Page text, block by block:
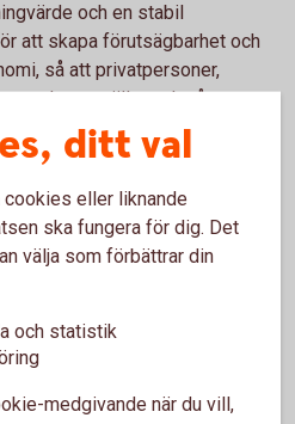
och en stabil
att skapa förutsägbarhet och
så att privatpersoner,
vad som gäller och vågar ta
penningpolitik underlättar för
beslut, så att de vågar
regelbundet
ekonomi. Analyserna
ditt val
cookies eller liknande
ska fungera för dig. Det
välja som förbättrar din
och statistik
medgivande när du vill,